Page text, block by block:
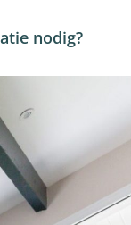
nodig?